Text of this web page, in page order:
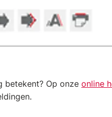
betekent? Op onze online